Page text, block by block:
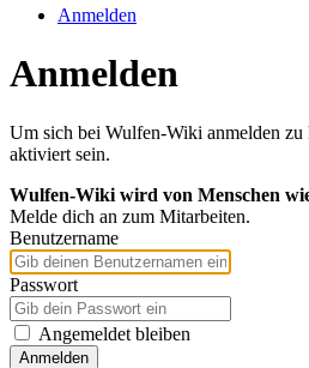
Anmelden
Anmelden
Um sich bei Wulfen-Wiki anmelden zu
aktiviert sein.
Wulfen-Wiki wird von Menschen
Melde dich an zum Mitarbeiten.
Benutzername
Passwort
Angemeldet bleiben
Anmelden